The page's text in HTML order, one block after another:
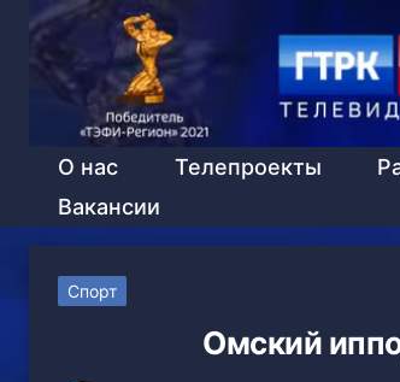
О нас Телепроекты
Вакансии
Спорт
Омский